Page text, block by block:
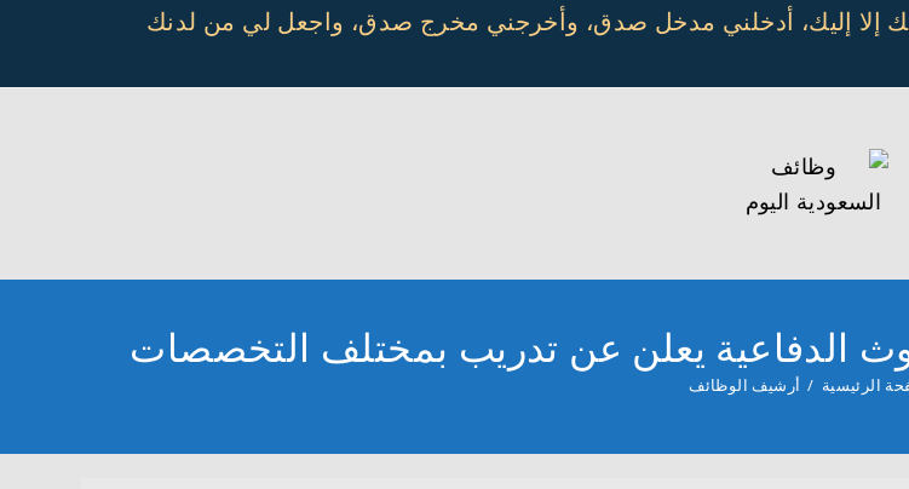
إلا إليك، أدخلني مدخل صدق، وأخرجني مخرج صدق، واجعل لي من لدنك
الدفاعية يعلن عن تدريب بمختلف التخصصات
الرئيسية / أرشيف الوظائف